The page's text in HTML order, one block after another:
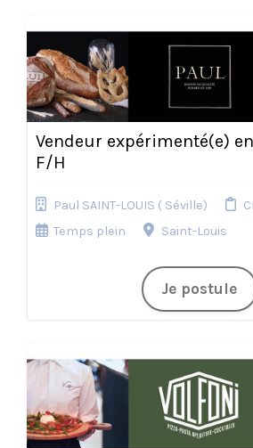
Vendeur expérimenté(e)
F/H
Paul SAINT-LOUIS ( Séville)
Temps plein
Saint-Louis
Je postule